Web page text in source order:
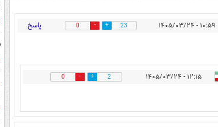
۱۰:۵۹ - ۱۴۰۵/۰۳/۲۴ 23
0 پاسخ
۱۲:۱۵ - ۱۴۰۵/۰۳/۲۴ 2
0